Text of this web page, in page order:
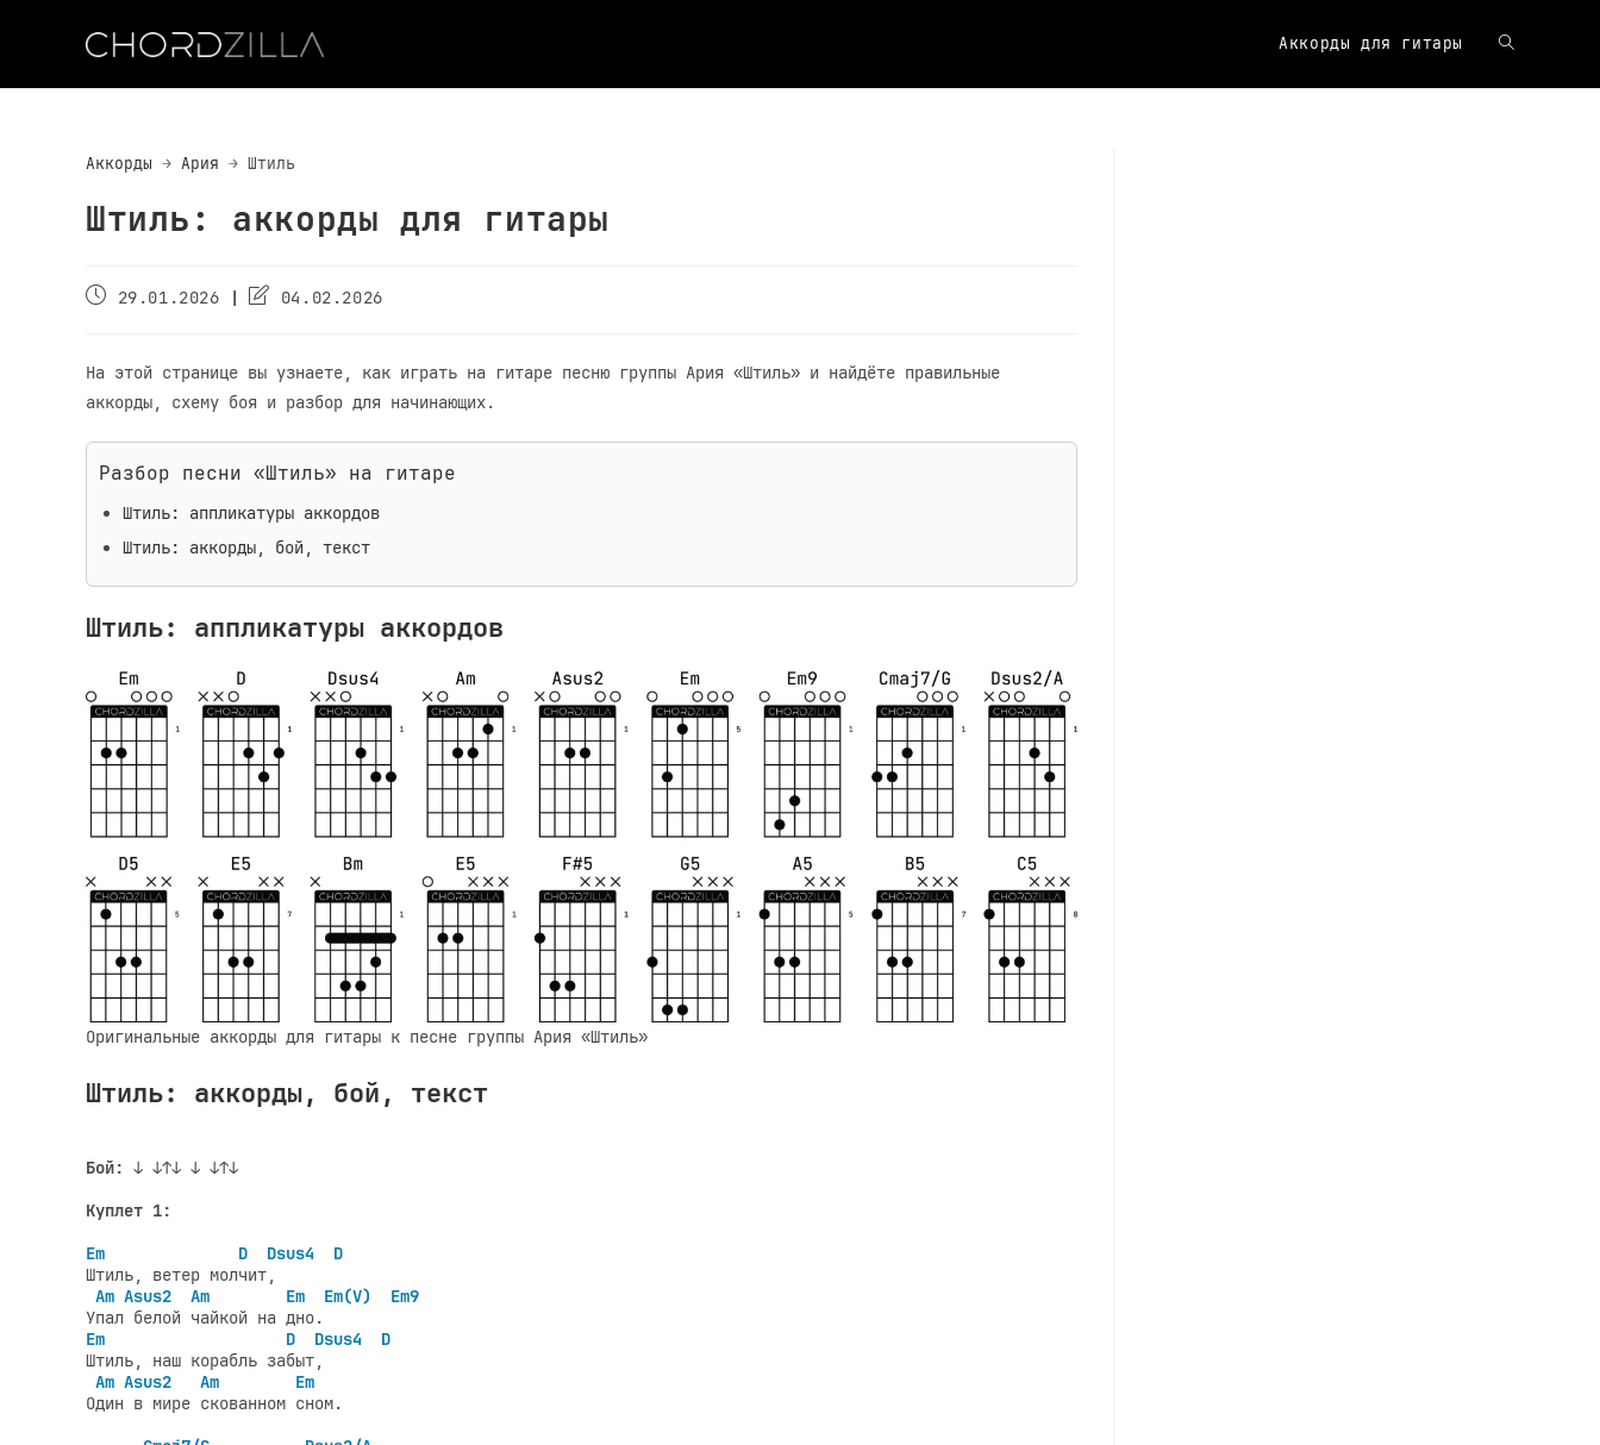
Аккорды для гитары
Аккорды Ария Штиль
Штиль: аккорды для гитары
Дата29.01.2026
Дата04.02.2026
На этой странице вы узнаете, как играть на гитаре песню группы Ария «Штиль» и найдёте правильные
аккорды, схему боя и разбор для начинающих.
Разбор песни «Штиль» на гитаре
Штиль: аппликатуры аккордов
Штиль: аккорды, бой, текст
Штиль: аппликатуры аккордов
Оригинальные аккорды для гитары к песне группы Ария «Штиль»
Штиль: аккорды, бой, текст
Бой: ↓ ↓↑↓ ↓ ↓↑↓
Куплет 1:
Em              D  Dsus4  D
Штиль, ветер молчит,
Am Asus2  Am        Em  Em(V)  Em9
Em                   D  Dsus4  D
Штиль, наш корабль забыт,
Am Asus2   Am        Em
Один в мире скованном сном.